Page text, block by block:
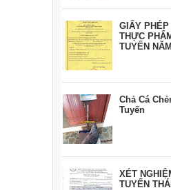
GIẤY PHÉP
THỰC
TUYẾN
Chả Cá
Tuyến
XÉT
TUYẾN